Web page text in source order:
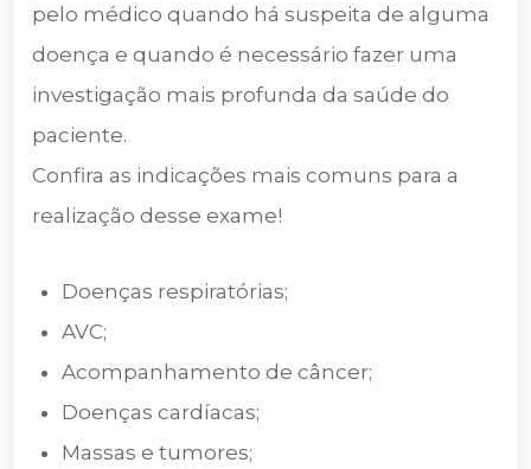
pelo médico quando há suspeita de alguma
doença e quando é necessário fazer uma
investigação mais profunda da saúde do
paciente.
Confira as indicações mais comuns para a
realização desse exame!
Doenças respiratórias;
AVC;
Acompanhamento de câncer;
Doenças cardíacas;
Massas e tumores;